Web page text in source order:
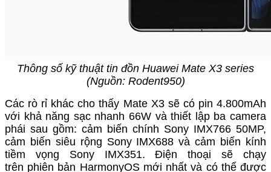
Thông số kỹ thuật tin đồn Huawei Mate X3 series
(Nguồn: Rodent950)
Các rò rỉ khác cho thấy Mate X3 sẽ có pin 4.800mAh
với khả năng sạc nhanh 66W và thiết lập ba camera
phái sau gồm: cảm biến chính Sony IMX766 50MP,
cảm biến siêu rộng Sony IMX688 và cảm biến kính
tiềm vọng Sony IMX351. Điện thoạisẽ chạy
trên phiên bản HarmonyOS mới nhất và có thể được